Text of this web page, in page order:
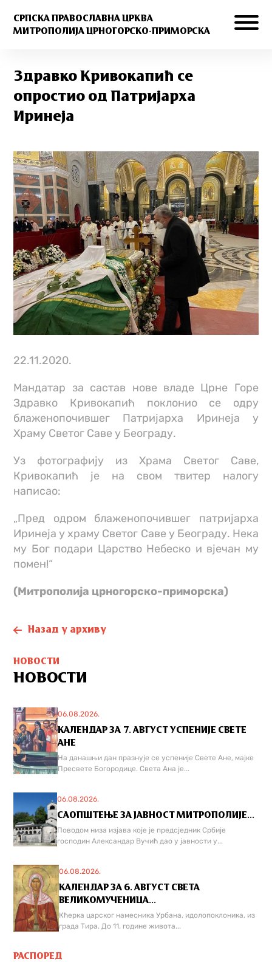
СРПСКА ПРАВОСЛАВНА ЦРКВА
МИТРОПОЛИЈА ЦРНОГОРСКО-ПРИМОРСКА
Здравко Кривокапић се
опростио од Патријарха
Иринеја
22.11.2020.
Мандатар за састав нове владе Црне Горе
Здравко Кривокапић поклонио се одру
блаженопочившег Патријарха Иринеја у
Храму Светог Саве у Београду.
Уз фотографију из Храма Светог Саве,
Кривокапић је на свом твитер налогу
написао:
„Пред одром блаженопочившег патријарха
Иринеја у храму Светог Саве у Београду. Нека
му Бог подари Царство Небеско и вјечан му
помен!“
(Митрополија црногорско-приморска)
Назад у архиву
НОВОСТИ
НОВОСТИ
06.08.2026.
КАЛЕНДАР ЗА 7. АВГУСТ УСПЕНИЈЕ СВЕТЕ
АНЕ
На данашњи дан празнује се успеније Свете Ане, мајке
Пресвете Богородице. Света Ана је...
06.08.2026.
САОПШТЕЊЕ ЗА ЈАВНОСТ МИТРОПОЛИЈЕ...
Поводом низа изјава које је предсједник Србије
господин Александар Вучић дао у јавности у...
06.08.2026.
КАЛЕНДАР ЗА 6. АВГУСТ СВЕТА
ВЕЛИКОМУЧЕНИЦА...
Кћерка царског намесника Урбана, идолопоклоника, из
града Тира. До 11. године живота...
РАСПОРЕД